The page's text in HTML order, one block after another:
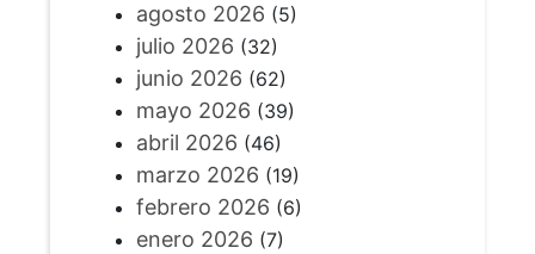
agosto 2026 (5)
julio 2026 (32)
junio 2026 (62)
mayo 2026 (39)
abril 2026 (46)
marzo 2026 (19)
febrero 2026 (6)
enero 2026 (7)